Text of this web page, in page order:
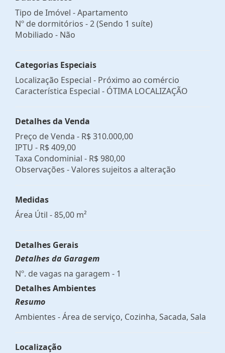
Tipo de Imóvel - Apartamento
Nº de dormitórios - 2 (Sendo 1 suíte)
Mobiliado - Não
Categorias Especiais
Localização Especial - Próximo ao comércio
Característica Especial - ÓTIMA LOCALIZAÇÃO
Detalhes da Venda
Preço de Venda - R$ 310.000,00
IPTU - R$ 409,00
Taxa Condominial - R$ 980,00
Observações - Valores sujeitos a alteração
Medidas
Área Útil - 85,00 m²
Detalhes Gerais
Detalhes da Garagem
Nº. de vagas na garagem - 1
Detalhes Ambientes
Resumo
Ambientes - Área de serviço, Cozinha, Sacada, Sala
Localização